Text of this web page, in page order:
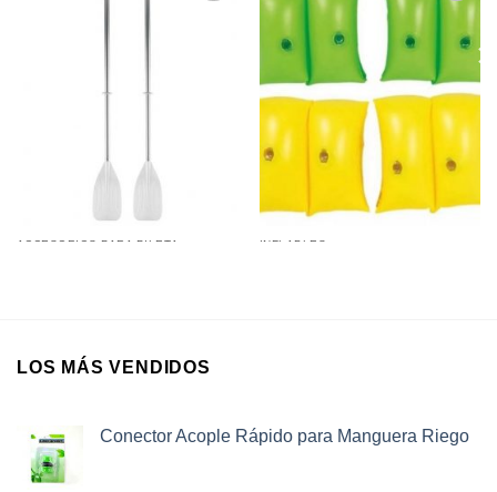
ACCESORIOS PARA PILETA
favoritos
INFLABLES
LOS MÁS VENDIDOS
Conector Acople Rápido para Manguera Riego